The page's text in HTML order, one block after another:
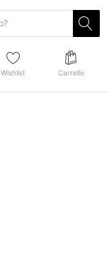
Wishlist Carrello